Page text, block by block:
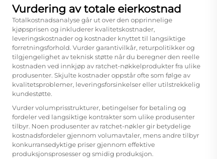
Vurdering av totale eierkostnad
Totalkostnadsanalyse går ut over den opprinnelige
kjøpsprisen og inkluderer kvalitetskostnader,
leveringskostnader og kostnader knyttet til langsiktige
forretningsforhold. Vurder garantivilkår, returpolitikker og
tilgjengelighet av teknisk støtte når du beregner den reelle
kostnaden ved innkjøp av ratchet-nøkkelprodukter fra ulike
produsenter. Skjulte kostnader oppstår ofte som følge av
kvalitetsproblemer, leveringsforsinkelser eller utilstrekkelig
kundestøtte.
Vurder volumprisstrukturer, betingelser for betaling og
fordeler ved langsiktige kontrakter som ulike produsenter
tilbyr. Noen produsenter av ratchet-nøkler gir betydelige
kostnadsfordeler gjennom volumavtaler, mens andre tilbyr
konkurransedyktige priser gjennom effektive
produksjonsprosesser og smidig produksjon.